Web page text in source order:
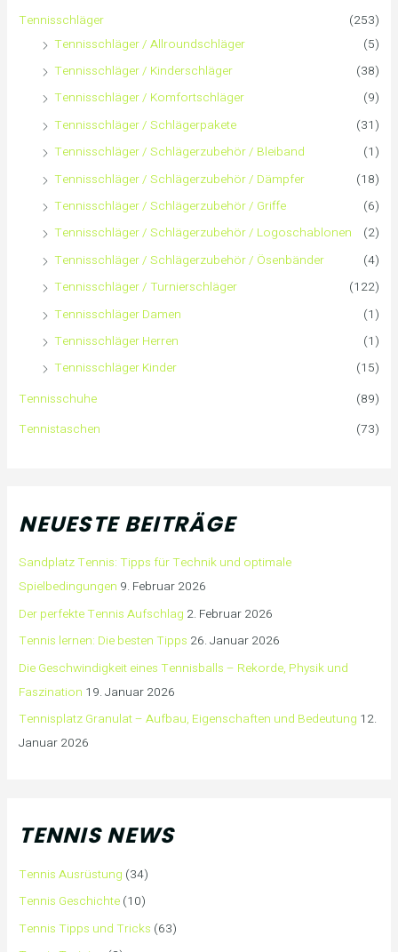
a
Tennisschläger
(253)
Tennisschläger / Allroundschläger
(5)
Tennisschläger / Kinderschläger
(38)
Tennisschläger / Komfortschläger
(9)
Tennisschläger / Schlägerpakete
(31)
Tennisschläger / Schlägerzubehör / Bleiband
(1)
Tennisschläger / Schlägerzubehör / Dämpfer
(18)
Tennisschläger / Schlägerzubehör / Griffe
(6)
Tennisschläger / Schlägerzubehör / Logoschablonen
(2)
Tennisschläger / Schlägerzubehör / Ösenbänder
(4)
Tennisschläger / Turnierschläger
(122)
Tennisschläger Damen
(1)
Tennisschläger Herren
(1)
Tennisschläger Kinder
(15)
Tennisschuhe
(89)
Tennistaschen
(73)
NEUESTE BEITRÄGE
Sandplatz Tennis: Tipps für Technik und optimale
Spielbedingungen 9. Februar 2026
Der perfekte Tennis Aufschlag 2. Februar 2026
Tennis lernen: Die besten Tipps 26. Januar 2026
Die Geschwindigkeit eines Tennisballs – Rekorde, Physik und
Faszination 19. Januar 2026
Tennisplatz Granulat – Aufbau, Eigenschaften und Bedeutung 12.
Januar 2026
TENNIS NEWS
Tennis Ausrüstung (34)
Tennis Geschichte (10)
Tennis Tipps und Tricks (63)